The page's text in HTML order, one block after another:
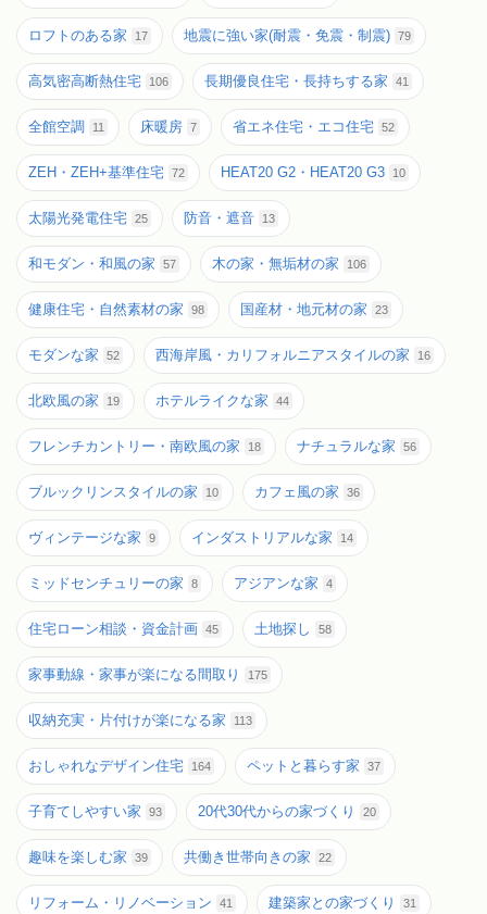
ロフトのある家 17 地震に強い家(耐震・免震・制震) 79
高気密高断熱住宅 106 長期優良住宅・長持ちする家 41
全館空調 11 床暖房 7 省エネ住宅・エコ住宅 52
ZEH・ZEH+基準住宅 72 HEAT20 G2・HEAT20 G3 10
太陽光発電住宅 25 防音・遮音 13
和モダン・和風の家 57 木の家・無垢材の家 106
健康住宅・自然素材の家 98 国産材・地元材の家 23
モダンな家 52 西海岸風・カリフォルニアスタイルの家 16
北欧風の家 19 ホテルライクな家 44
フレンチカントリー・南欧風の家 18 ナチュラルな家 56
ブルックリンスタイルの家 10 カフェ風の家 36
ヴィンテージな家 9 インダストリアルな家 14
ミッドセンチュリーの家 8 アジアンな家 4
住宅ローン相談・資金計画 45 土地探し 58
家事動線・家事が楽になる間取り 175
収納充実・片付けが楽になる家 113
おしゃれなデザイン住宅 164 ペットと暮らす家 37
子育てしやすい家 93 20代30代からの家づくり 20
趣味を楽しむ家 39 共働き世帯向きの家 22
リフォーム・リノベーション 41 建築家との家づくり 31